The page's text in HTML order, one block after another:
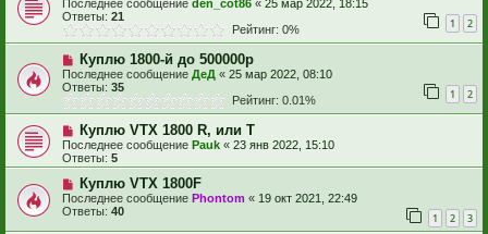
Последнее сообщение den_cot86 « 25 мар 2022, 18:15
Ответы: 21 1 2
Рейтинг: 0%
Куплю 1800-й до 500000р
Последнее сообщение ДеД « 25 мар 2022, 08:10
Ответы: 35 1 2
Рейтинг: 0.01%
Куплю VTX 1800 R, или T
Последнее сообщение Pauk « 23 янв 2022, 15:10
Ответы: 5
Куплю VTX 1800F
Последнее сообщение Phontom « 19 окт 2021, 22:49
Ответы: 40 1 2 3